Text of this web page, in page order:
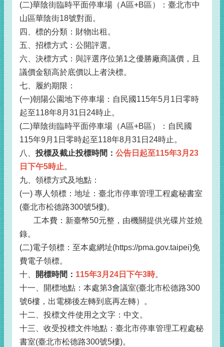
(二)華陰街臨時平面停車場（A區+B區）：臺北市中
山區華陰街18號對面。
四、標的分類：財物出租。
五、招標方式：公開評選。
六、決標方式：與評選序位第1之優勝廠商議價，且
議價金額高於底價以上者決標。
七、履約期限：
(一)朝陽公園地下停車場：自民國115年5月1日零時
起至118年8月31日24時止。
(二)華陰街臨時平面停車場（A區+B區）：自民國
115年9月1日零時起至118年8月31日24時止。
八、 投標及截止投標時間： 公告日起至115年3月23
日下午5時止。
九、領標方式及地點：
(一) 專人領標：地址：臺北市停車管理工程處秘書室
(臺北市松德路300號5樓)。
工本費：新臺幣50元整，由機關提供光碟片並燒
錄。
(二)電子領標：至本處網址(https://pma.gov.taipei)免
費電子領標。
十、
開標時間： 115年3月24日下午3時。
十一、開標地點：本處第3會議室(臺北市松德路300
號6樓，出電梯後左轉到底再左轉）。
十二、投標文件使用之文字：中文。
十三、收受投標文件地點：臺北市停車管理工程處秘
書室(臺北市松德路300號5樓)。